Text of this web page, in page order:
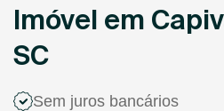
Imóvel em
SC
Sem juros bancários